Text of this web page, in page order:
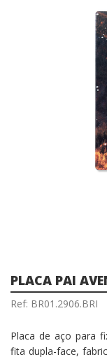
PLACA PAI
Ref: BR01.2906.BRI
Placa de aço para
fita dupla-face,